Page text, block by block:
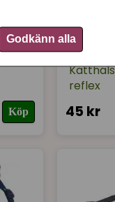
Godkänn alla
Köp
NOBBY
reflex
45 kr